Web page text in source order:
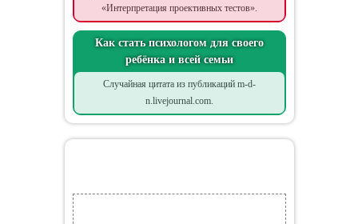
«Интерпретация проективных тестов».
Как стать психологом для своего
ребёнка и всей семьи
Случайная цитата из публикаций m-d-
n.livejournal.com.